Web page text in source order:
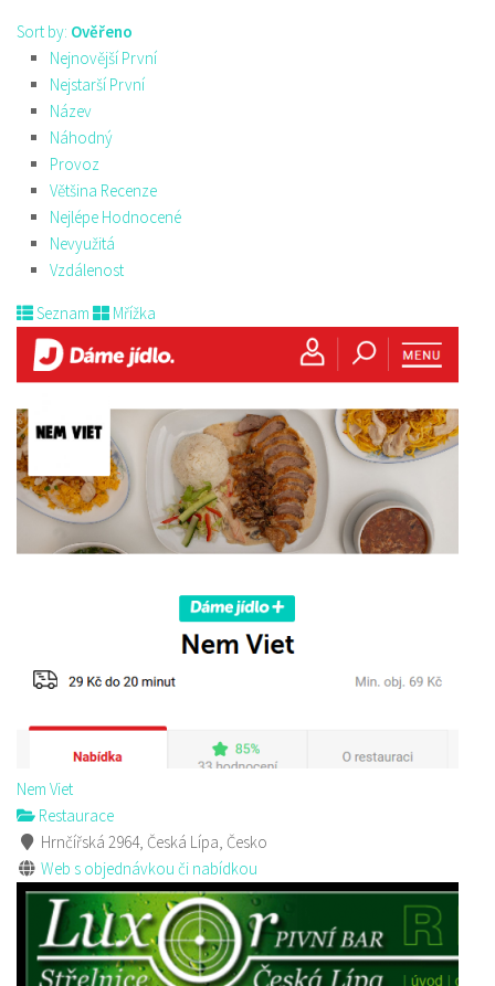
Sort by: Ověřeno
Nejnovější První
Nejstarší První
Název
Náhodný
Provoz
Většina Recenze
Nejlépe Hodnocené
Nevyužitá
Vzdálenost
Seznam Mřížka
Nem Viet
Restaurace
Hrnčířská 2964, Česká Lípa, Česko
Web s objednávkou či nabídkou